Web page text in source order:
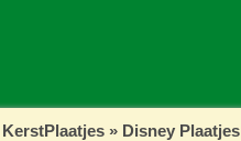
KerstPlaatjes » Disney Plaatjes